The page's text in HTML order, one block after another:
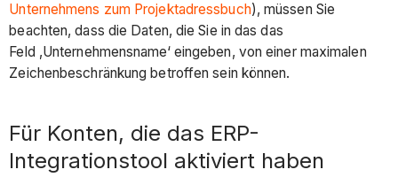
Unternehmens zum Projektadressbuch), müssen Sie
beachten, dass die Daten, die Sie in das das
Feld ‚Unternehmensname‘ eingeben, von einer maximalen
Zeichenbeschränkung betroffen sein können.
Für Konten, die das ERP-
Integrationstool aktiviert haben